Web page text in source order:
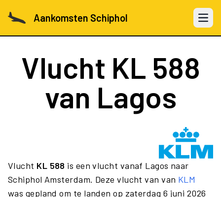
Aankomsten Schiphol Open
Vlucht KL 588
van Lagos
Vlucht KL 588 is een vlucht vanaf Lagos naar
Schiphol Amsterdam. Deze vlucht van van KLM
was gepland om te landen op zaterdag 6 juni 2026